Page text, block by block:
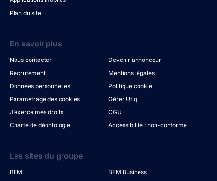
Plan du site
En savoir plus
Nous contacter
Devenir annonceur
Recrutement
Mentions légales
Données personnelles
Politique cookie
Paramétrage des cookies
Gérer Utiq
J’exerce mes droits
CGU
Charte de déontologie
Accessibilité : non-conforme
Les sites du groupe
BFM
BFM Business